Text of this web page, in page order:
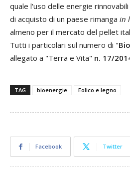
quale l'uso delle energie
di acquisto di un paese rimanga in
almeno per il mercato del pellet
Tutti i particolari sul numero di "
allegato a "Terra e Vita" n. 17/
TAG bioenergie Eolico e legno
Facebook Twitter